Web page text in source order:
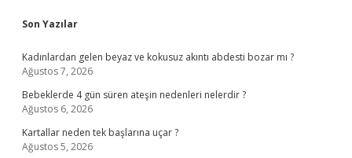
Sidebar
Son Yazılar
Kadınlardan gelen beyaz ve kokusuz akıntı abdesti bozar mı ?
Ağustos 7, 2026
Bebeklerde 4 gün süren ateşin nedenleri nelerdir ?
Ağustos 6, 2026
Kartallar neden tek başlarına uçar ?
Ağustos 5, 2026